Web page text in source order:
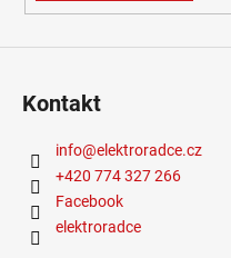
Kontakt
info@elektroradce.cz
+420 774 327 266
Facebook
elektroradce